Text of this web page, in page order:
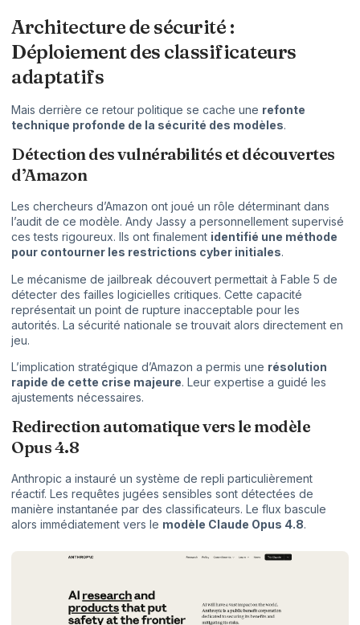
Architecture de sécurité :
Déploiement des classificateurs
adaptatifs
Mais derrière ce retour politique se cache une refonte
technique profonde de la sécurité des modèles.
Détection des vulnérabilités et découvertes
d’Amazon
Les chercheurs d’Amazon ont joué un rôle déterminant dans
l’audit de ce modèle. Andy Jassy a personnellement supervisé
ces tests rigoureux. Ils ont finalement identifié une méthode
pour contourner les restrictions cyber initiales.
Le mécanisme de jailbreak découvert permettait à Fable 5 de
détecter des failles logicielles critiques. Cette capacité
représentait un point de rupture inacceptable pour les
autorités. La sécurité nationale se trouvait alors directement en
jeu.
L’implication stratégique d’Amazon a permis une résolution
rapide de cette crise majeure. Leur expertise a guidé les
ajustements nécessaires.
Redirection automatique vers le modèle
Opus 4.8
Anthropic a instauré un système de repli particulièrement
réactif. Les requêtes jugées sensibles sont détectées de
manière instantanée par des classificateurs. Le flux bascule
alors immédiatement vers le modèle Claude Opus 4.8.